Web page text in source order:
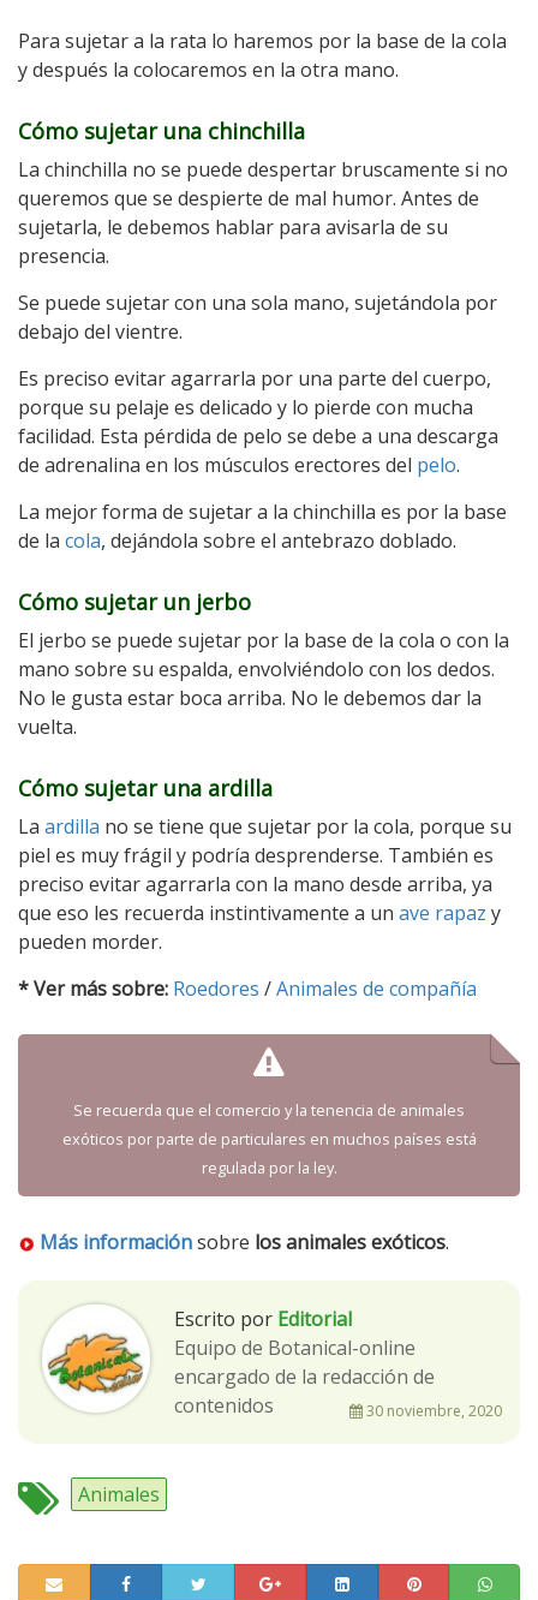
Para sujetar a la rata lo haremos por la base de la cola
y después la colocaremos en la otra mano.
Cómo sujetar una chinchilla
La chinchilla no se puede despertar bruscamente si no
queremos que se despierte de mal humor. Antes de
sujetarla, le debemos hablar para avisarla de su
presencia.
Se puede sujetar con una sola mano, sujetándola por
debajo del vientre.
Es preciso evitar agarrarla por una parte del cuerpo,
porque su pelaje es delicado y lo pierde con mucha
facilidad. Esta pérdida de pelo se debe a una descarga
de adrenalina en los músculos erectores del pelo.
La mejor forma de sujetar a la chinchilla es por la base
de la cola, dejándola sobre el antebrazo doblado.
Cómo sujetar un jerbo
El jerbo se puede sujetar por la base de la cola o con la
mano sobre su espalda, envolviéndolo con los dedos.
No le gusta estar boca arriba. No le debemos dar la
vuelta.
Cómo sujetar una ardilla
La ardilla no se tiene que sujetar por la cola, porque su
piel es muy frágil y podría desprenderse. También es
preciso evitar agarrarla con la mano desde arriba, ya
que eso les recuerda instintivamente a un ave rapaz y
pueden morder.
* Ver más sobre: Roedores /Animales de compañía
Se recuerda que el comercio y la tenencia de animales
exóticos por parte de particulares en muchos países está
regulada por la ley.
Más informaciónsobre los animales exóticos.
Escrito por Editorial
Equipo de Botanical-online
encargado de la redacción de
contenidos
30 noviembre, 2020
Animales